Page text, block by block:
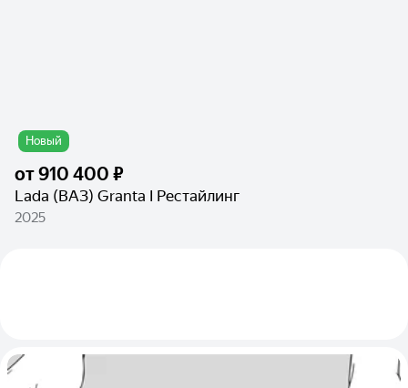
Новый
от910 400 ₽
Lada (ВАЗ) Granta I Рестайлинг
2025